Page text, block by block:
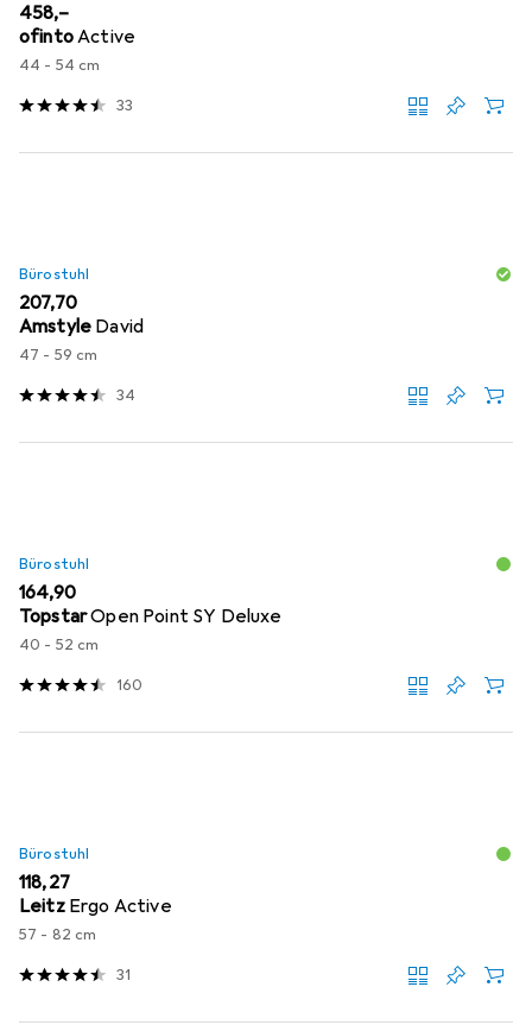
EUR
458,–
ofintoActive
44 - 54 cm
33
Bürostuhl
EUR
207,70
Amstyle David
47 - 59 cm
34
Bürostuhl
EUR
164,90
TopstarOpen Point SY Deluxe
40 - 52 cm
160
Bürostuhl
EUR
118,27
Leitz Ergo Active
57 - 82 cm
31